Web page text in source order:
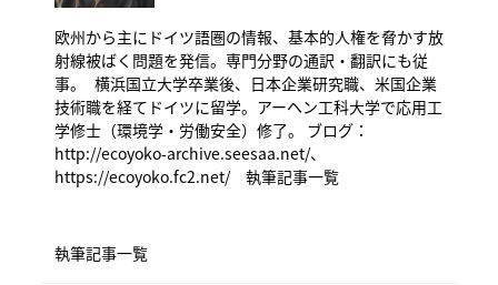
欧州から主にドイツ語圏の情報、基本的人権を脅かす放
射線被ばく問題を発信。専門分野の通訳・翻訳にも従
事。 横浜国立大学卒業後、日本企業研究職、米国企業
技術職を経てドイツに留学。アーヘン工科大学で応用工
学修士（環境学・労働安全）修了。 ブログ：
http://ecoyoko-archive.seesaa.net/、
https://ecoyoko.fc2.net/
執筆記事一覧
執筆記事一覧